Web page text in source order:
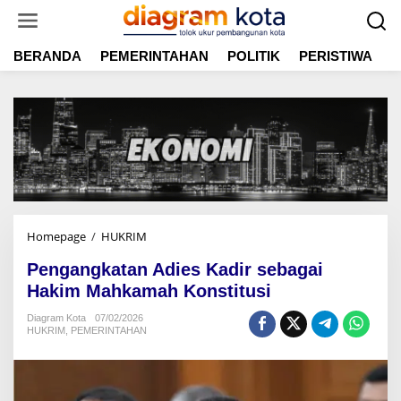
t
BERANDA PEMERINTAHAN POLITIK PERISTIWA
Homepage / HUKRIM
n
g
Pengangkatan Adies Kadir sebagai
Hakim Mahkamah Konstitusi
Diagram Kota
07/02/2026
HUKRIM PEMERINTAHAN